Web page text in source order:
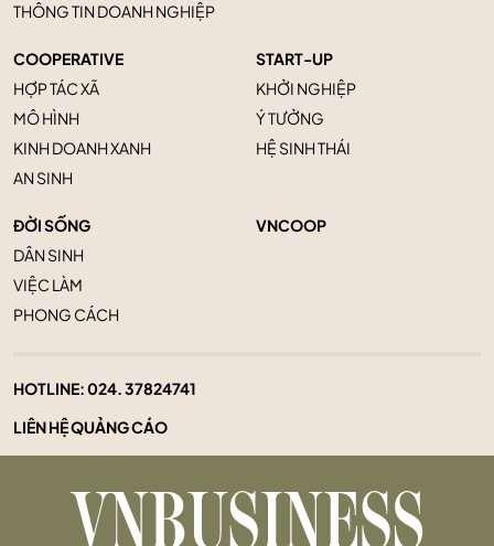
THÔNG TIN DOANH NGHIỆP
COOPERATIVE
HỢP TÁC XÃ
MÔ HÌNH
KINH DOANH XANH
AN SINH
START-UP
KHỞI NGHIỆP
Ý TƯỞNG
HỆ SINH THÁI
ĐỜI SỐNG
DÂN SINH
VIỆC LÀM
PHONG CÁCH
VNCOOP
HOTLINE:024. 37824741
LIÊN HỆ QUẢNG CÁO